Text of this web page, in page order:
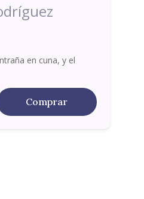
en cuna, y el
Comprar